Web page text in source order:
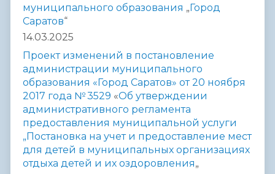
муниципального образования „Город
Саратов“
14.03.2025
Проект изменений в постановление
администрации муниципального
образования «Город Саратов» от 20 ноября
2017 года № 3529 «Об утверждении
административного регламента
предоставления муниципальной услуги
„Постановка на учет и предоставление мест
для детей в муниципальных организациях
отдыха детей и их оздоровления„